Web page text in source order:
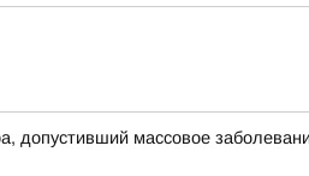
допустивший массовое